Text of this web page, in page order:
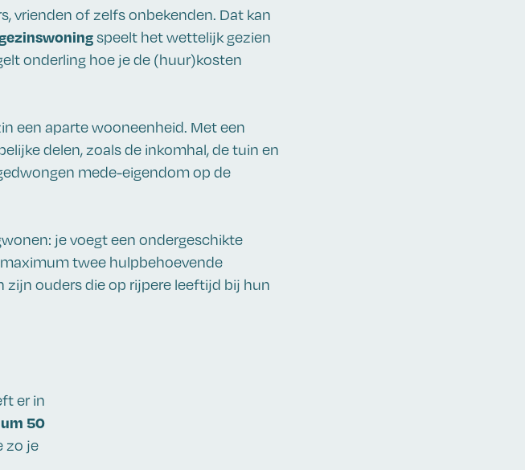
vrienden of zelfs onbekenden. Dat kan
speelt het wettelijk gezien
onderling hoe je de (huur)kosten
een aparte wooneenheid. Met een
delen, zoals de inkomhal, de tuin en
mede-eigendom op de
je voegt een ondergeschikte
twee hulpbehoevende
zijn ouders die op rijpere leeftijd bij hun
er in
50
zo je